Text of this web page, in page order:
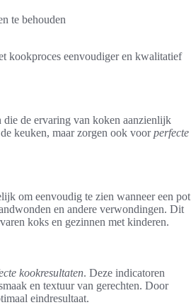
te behouden
kookproces eenvoudiger en kwalitatief
de ervaring van koken aanzienlijk
keuken, maar zorgen ook voorperfecte
om eenvoudig te zien wanneer een pot
en andere verwondingen. Dit
koks en gezinnen met kinderen.
kookresultaten. Deze indicatoren
en textuur van gerechten. Door
eindresultaat.